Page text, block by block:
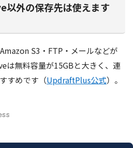
外の保存先は使えます
S3・FTP・メールなどが
は無料容量が15GBと大きく、連
すめです（UpdraftPlus公式）。